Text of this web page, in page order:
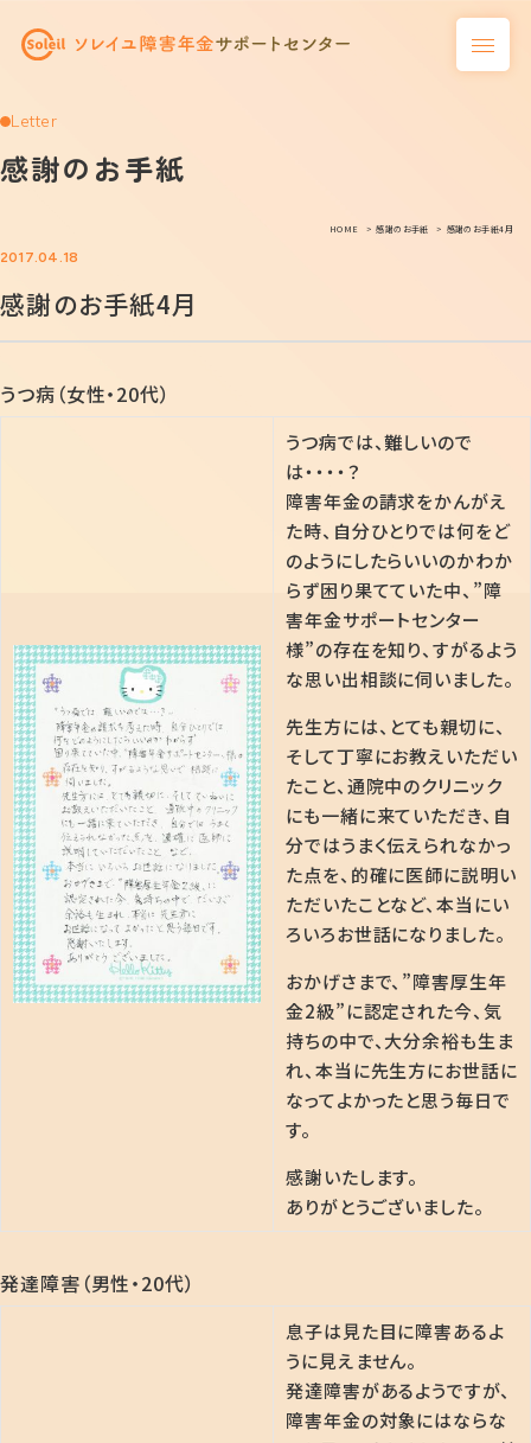
Letter
感謝のお手紙
HOME 感謝のお手紙 感謝のお手紙4月
2017.04.18
感謝のお手紙4月
うつ病（女性・20代）
うつ病では、難しいので
は・・・・？
障害年金の請求をかんがえ
た時、自分ひとりでは何をど
のようにしたらいいのかわか
らず困り果てていた中、”障
害年金サポートセンター
様”の存在を知り、すがるよう
な思い出相談に伺いました。
先生方には、とても親切に、
そして丁寧にお教えいただい
たこと、通院中のクリニック
にも一緒に来ていただき、自
分ではうまく伝えられなかっ
た点を、的確に医師に説明い
ただいたことなど、本当にい
ろいろお世話になりました。
おかげさまで、”障害厚生年
金2級”に認定された今、気
持ちの中で、大分余裕も生ま
れ、本当に先生方にお世話に
なってよかったと思う毎日で
す。
感謝いたします。
ありがとうございました。
発達障害（男性・20代）
息子は見た目に障害あるよ
うに見えません。
発達障害があるようですが、
障害年金の対象にはならな